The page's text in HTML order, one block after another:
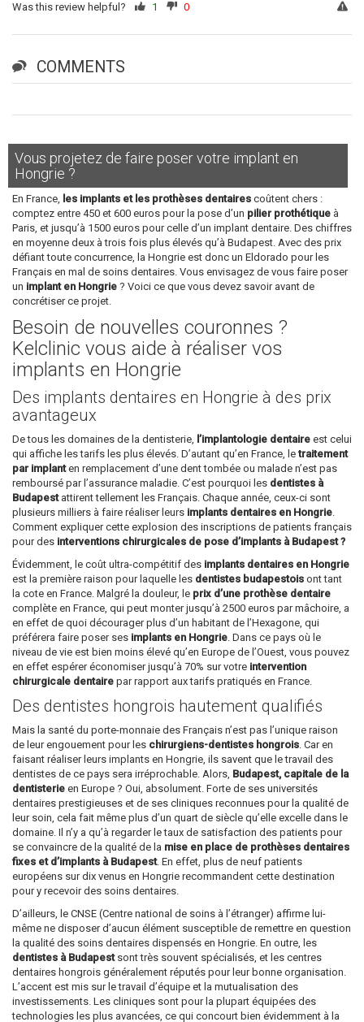
Was this review helpful? 1 0
COMMENTS
Vous projetez de faire poser votre implant en
Hongrie ?
En France, les implants et les prothèses dentaires coûtent chers :
comptez entre 450 et 600 euros pour la pose d’un pilier prothétique à
Paris, et jusqu’à 1500 euros pour celle d’un implant dentaire. Des chiffres
en moyenne deux à trois fois plus élevés qu’à Budapest. Avec des prix
défiant toute concurrence, la Hongrie est donc un Eldorado pour les
Français en mal de soins dentaires. Vous envisagez de vous faire poser
un implant en Hongrie ? Voici ce que vous devez savoir avant de
concrétiser ce projet.
Besoin de nouvelles couronnes ?
Kelclinic vous aide à réaliser vos
implants en Hongrie
Des implants dentaires en Hongrie à des prix
avantageux
De tous les domaines de la dentisterie, l’implantologie dentaire est celui
qui affiche les tarifs les plus élevés. D’autant qu’en France, letraitement
par implanten remplacement d’une dent tombée ou malade n’est pas
remboursé par l’assurance maladie. C’est pourquoi les dentistes à
Budapestattirent tellement les Français. Chaque année, ceux-ci sont
plusieurs milliers à faire réaliser leurs implants dentaires en Hongrie.
Comment expliquer cette explosion des inscriptions de patients français
pour des interventions chirurgicales de pose d’implants à Budapest ?
Évidemment, le coût ultra-compétitif des implants dentaires en Hongrie
est la première raison pour laquelle les dentistes budapestois ont tant
la cote en France. Malgré la douleur, le prix d’une prothèse dentaire
complète en France, qui peut monter jusqu’à 2500 euros par mâchoire, a
en effet de quoi décourager plus d’un habitant de l’Hexagone, qui
préférera faire poser ses implants en Hongrie. Dans ce pays où le
niveau de vie est bien moins élevé qu’en Europe de l’Ouest, vous pouvez
en effet espérer économiser jusqu’à 70% sur votre intervention
chirurgicale dentaire par rapport aux tarifs pratiqués en France.
Des dentistes hongrois hautement qualifiés
Mais la santé du porte-monnaie des Français n’est pas l’unique raison
de leur engouement pour les chirurgiens-dentistes hongrois. Car en
faisant réaliser leurs implants en Hongrie, ils savent que le travail des
dentistes de ce pays sera irréprochable. Alors, Budapest, capitale de la
dentisterie en Europe ? Oui, absolument. Forte de ses universités
dentaires prestigieuses et de ses cliniques reconnues pour la qualité de
leur soin, cela fait même plus d’un quart de siècle qu’elle excelle dans le
domaine. Il n’y a qu’à regarder le taux de satisfaction des patients pour
se convaincre de la qualité de la mise en place de prothèses dentaires
fixes et d’implants à Budapest. En effet, plus de neuf patients
européens sur dix venus en Hongrie recommandent cette destination
pour y recevoir des soins dentaires.
D’ailleurs, le CNSE (Centre national de soins à l’étranger) affirme lui-
même ne disposer d’aucun élément susceptible de remettre en question
la qualité des soins dentaires dispensés en Hongrie. En outre, les
dentistes à Budapestsont très souvent spécialisés, et les centres
dentaires hongrois généralement réputés pour leur bonne organisation.
L’accent est mis sur le travail d’équipe et la mutualisation des
investissements. Les cliniques sont pour la plupart équipées des
technologies les plus avancées, ce qui concourt bien évidemment à la